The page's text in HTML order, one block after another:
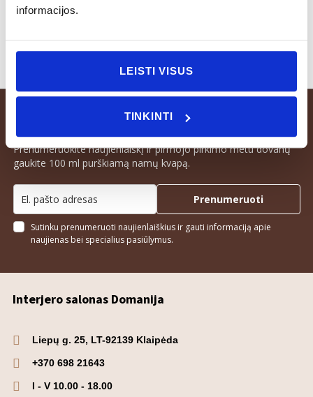
informacijos.
LEISTI VISUS
TINKINTI
Prenumeruokite naujienlaiškį ir pirmojo pirkimo metu dovanų
gaukite 100 ml purškiamą namų kvapą.
Sutinku prenumeruoti naujienlaiškius ir gauti informaciją apie
naujienas bei specialius pasiūlymus.
Prenumeruoti
Interjero salonas Domanija
Liepų g. 25, LT-92139 Klaipėda
+370 698 21643
I - V 10.00 - 18.00